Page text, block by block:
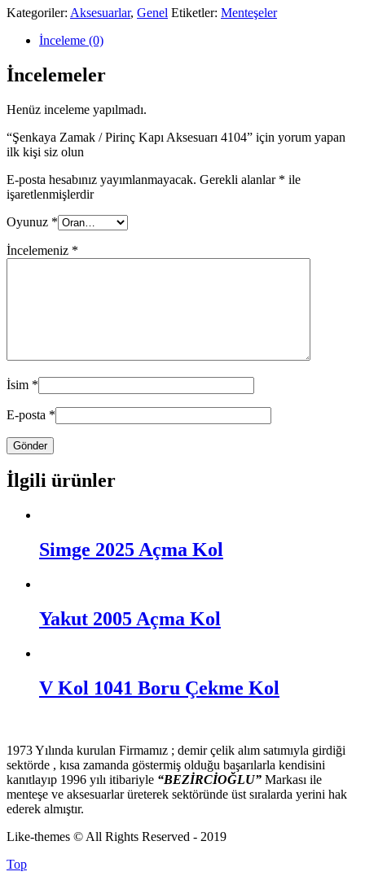
Kategoriler: Aksesuarlar, Genel Etiketler: Menteşeler
İnceleme (0)
İncelemeler
Henüz inceleme yapılmadı.
“Şenkaya Zamak / Pirinç Kapı Aksesuarı 4104” için yorum yapan
ilk kişi siz olun
E-posta hesabınız yayımlanmayacak. Gerekli alanlar * ile
işaretlenmişlerdir
Oyunuz *
İncelemeniz *
İsim *
E-posta *
İlgili ürünler
Simge 2025 Açma Kol
Yakut 2005 Açma Kol
V Kol 1041 Boru Çekme Kol
1973 Yılında kurulan Firmamız ; demir çelik alım satımıyla girdiği
sektörde , kısa zamanda göstermiş olduğu başarılarla kendisini
kanıtlayıp 1996 yılı itibariyle “BEZİRCİOĞLU” Markası ile
menteşe ve aksesuarlar üreterek sektöründe üst sıralarda yerini hak
ederek almıştır.
Like-themes © All Rights Reserved - 2019
Top